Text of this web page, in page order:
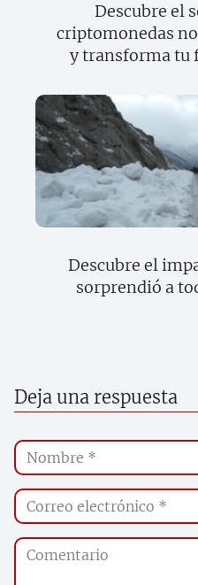
Descubre el
criptomonedas
y transforma tu
Descubre el
sorprendió a
Deja una respuesta